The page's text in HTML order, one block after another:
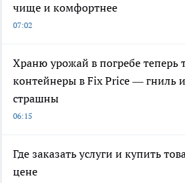
чище и комфортнее
07:02
Храню урожай в погребе теперь
контейнеры в Fix Price — гниль
страшны
06:15
Где заказать услуги и купить
цене